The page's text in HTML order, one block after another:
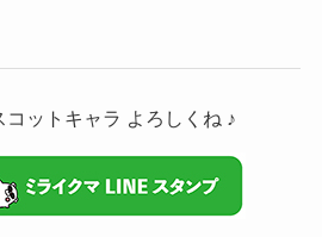
コットキャラ よろしくね ♪